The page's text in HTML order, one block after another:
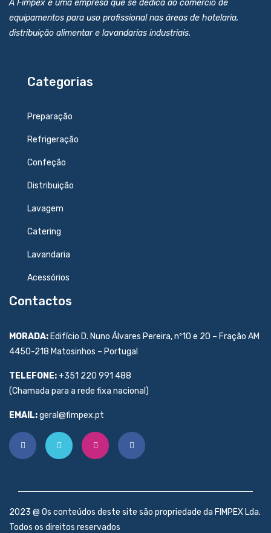
A Fimpex é uma empresa que se dedica ao comércio de
equipamentos para uso profissional nas áreas de hotelaria,
distribuição alimentar e lavandarias industriais.
Categorias
Preparação
Refrigeração
Confeção
Distribuição
Lavagem
Catering
Lavandaria
Acessórios
Contactos
MORADA: Edifício D. Nuno Álvares Pereira, nº10 e 20 – Fração AM
4450-218 Matosinhos – Portugal
TELEFONE:+351 220 991 488
(Chamada para a rede fixa nacional)
EMAIL:geral@fimpex.pt
2023 @ Os conteúdos deste site são propriedade da FIMPEX Lda.
Todos os direitos reservados